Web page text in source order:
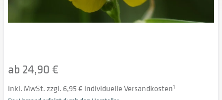
ab 24,90 €
inkl. MwSt. zzgl. 6,95 € individuelle Versandkosten1